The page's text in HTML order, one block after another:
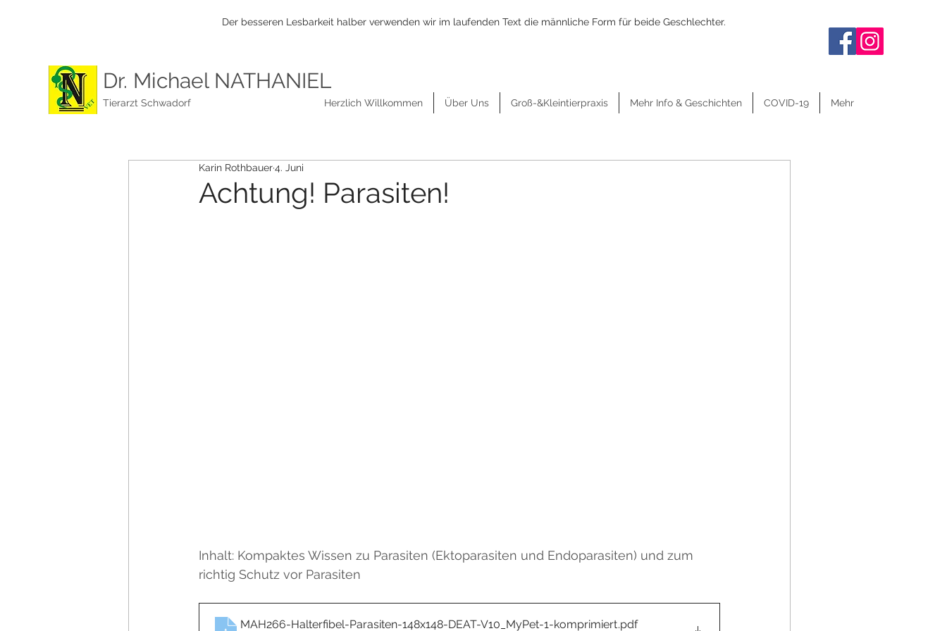
Der besseren Lesbarkeit halber verwenden wir im laufenden Text die männliche Form für beide Geschlechter.
Dr. Michael NATHANIEL
Tierarzt Schwadorf Herzlich Willkommen Über Uns Groß-&Kleintierpraxis Mehr Info & Geschichten COVID-19 Mehr
Achtung! Parasiten!
Karin Rothbauer4. Juni
Inhalt: Kompaktes Wissen zu Parasiten (Ektoparasiten und Endoparasiten) und zum
richtig Schutz vor Parasiten
MAH266-Halterfibel-Parasiten-148x148-DEAT-V10_MyPet-1-komprimiert.pdf